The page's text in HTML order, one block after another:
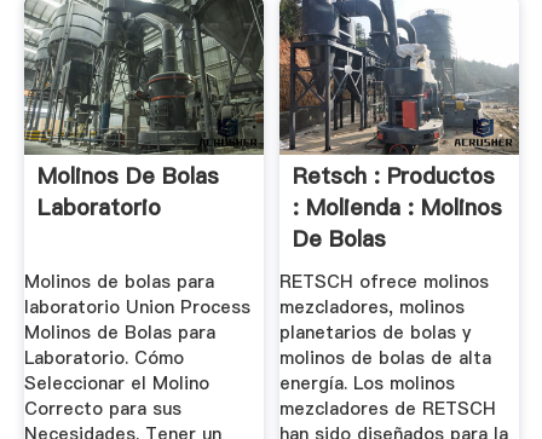
Molinos De Bolas
Laboratorio
Molinos de bolas para
laboratorio Union Process
Molinos de Bolas para
Laboratorio. Cómo
Seleccionar el Molino
Correcto para sus
Necesidades. Tener un
Retsch : Productos
: Molienda : Molinos
De Bolas
RETSCH ofrece molinos
mezcladores, molinos
planetarios de bolas y
molinos de bolas de alta
energía. Los molinos
mezcladores de RETSCH
han sido diseñados para la